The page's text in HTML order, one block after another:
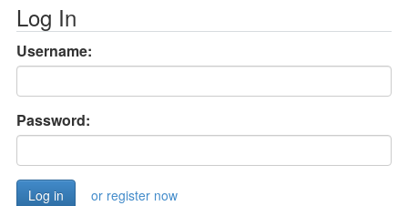
Log In
Username:
Password:
or register now